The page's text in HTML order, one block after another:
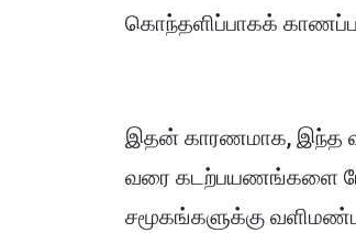
கொந்தளிப்பாகக்
இதன் காரணமாக, இந்த
வரை கடற்பயணங்களை
சமூகங்களுக்கு